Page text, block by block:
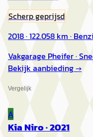
Scherp geprijsd
2018 · 122.058 km ·
Vakgarage Pheifer·
Bekijk aanbieding →
Vergelijk
A
Kia Niro·2021